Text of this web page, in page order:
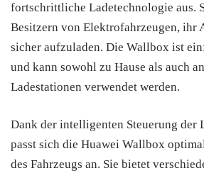
fortschrittliche Ladetechnologie aus.
Besitzern von Elektrofahrzeugen, ihr
sicher aufzuladen. Die Wallbox ist
und kann sowohl zu Hause als auch
Ladestationen verwendet werden.
Dank der intelligenten Steuerung der
passt sich die Huawei Wallbox
des Fahrzeugs an. Sie bietet